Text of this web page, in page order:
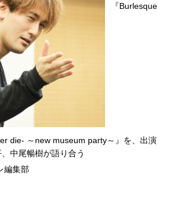
『Burlesque
die- ～new museum party～』を、出演
中尾暢樹が語り合う
編集部